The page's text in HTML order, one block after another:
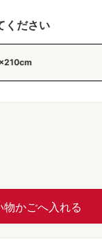
ください